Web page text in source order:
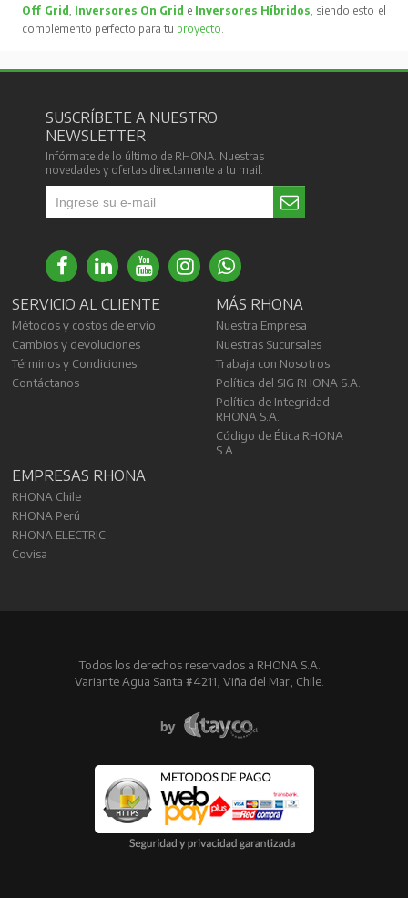
Off Grid Inversores On Grid e Inversores Híbridos , siendo esto el
complemento perfecto para tu proyecto
SUSCRÍBETE A NUESTRO
NEWSLETTER
Infórmate de lo último de RHONA. Nuestras
novedades y ofertas directamente a tu mail.
SERVICIO AL CLIENTE
Métodos y costos de envío
Cambios y devoluciones
Términos y Condiciones
Contáctanos
MÁS RHONA
Nuestra Empresa
Nuestras Sucursales
Trabaja con Nosotros
Política del SIG RHONA S.A.
Política de Integridad
RHONA S.A.
Código de Ética RHONA
S.A.
EMPRESAS RHONA
RHONA Chile
RHONA Perú
RHONA ELECTRIC
Covisa
Todos los derechos reservados a RHONA S.A.
Variante Agua Santa #4211, Viña del Mar, Chile.